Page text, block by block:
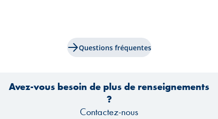
Questions fréquentes
Avez-vous besoin de plus de renseignements
?
Contactez-nous